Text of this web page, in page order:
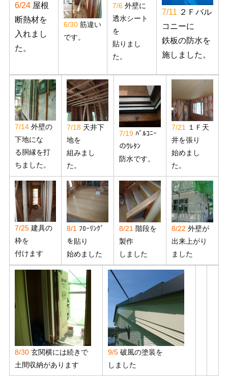
6/24 屋根
断熱材を
入れまし
た。
6/30 筋違い
です。
7/6外壁に
透水シート
を
貼りまし
た。
7/11 ２Ｆバル
コニーに
鉄板の防水を
施しました。
7/14外壁の
下地にな
る胴縁を打
ちました。
7/18天井下
地を
組みまし
た。
7/19ﾊﾞﾙｺﾆｰ
のｳﾚﾀﾝ
防水です。
7/21
１Ｆ天
井を張り
始めまし
た。
7/25建具の
枠を
付けます
8/1 ﾌﾛｰﾘﾝｸﾞ
を貼り
始めました
8/21 階段を
製作
しました
8/22 外壁が
出来上がり
ました
8/30玄関横には続きで
土間収納があります
9/5破風の塗装を
しました